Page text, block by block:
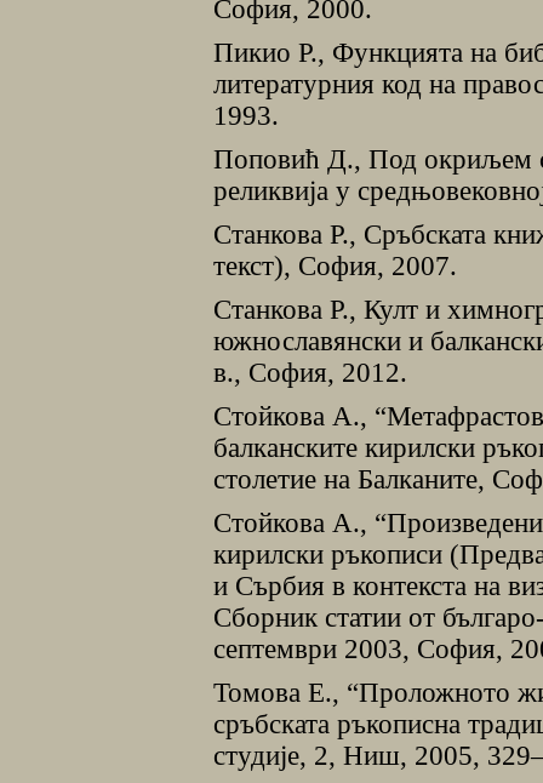
София, 2000.
Пикио Р., Функцията на
литературния код на
1993.
Поповић Д., Под окриљем
реликвија у
Станкова Р., Сръбската
текст), София, 2007.
Станкова Р., Култ и
южнославянски и
в., София, 2012.
Стойкова А.,
балканските кирилски
столетие на Балканите,
Стойкова А.,
кирилски ръкописи
и Сърбия в контекста на
Сборник статии от
септември 2003, София,
Томова Е., “Проложното
сръбската ръкописна
студије, 2, Ниш, 2005,